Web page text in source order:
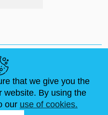
DIMENSIONS
NOUS CONTACTER
that we give you the
website. By using the
our use of cookies.